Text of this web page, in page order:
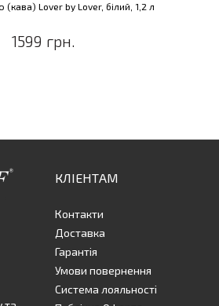
Lover by Lover, білий, 1,2 л
1599 грн.
КЛІЕНТАМ
Контакти
Доставка
Гарантія
Умови повернення
Система лояльності